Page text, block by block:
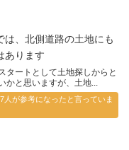
は、北側道路の土地にも
あります
タートとして土地探しからと
かと思いますが、土地...
人が参考になったと言っていま